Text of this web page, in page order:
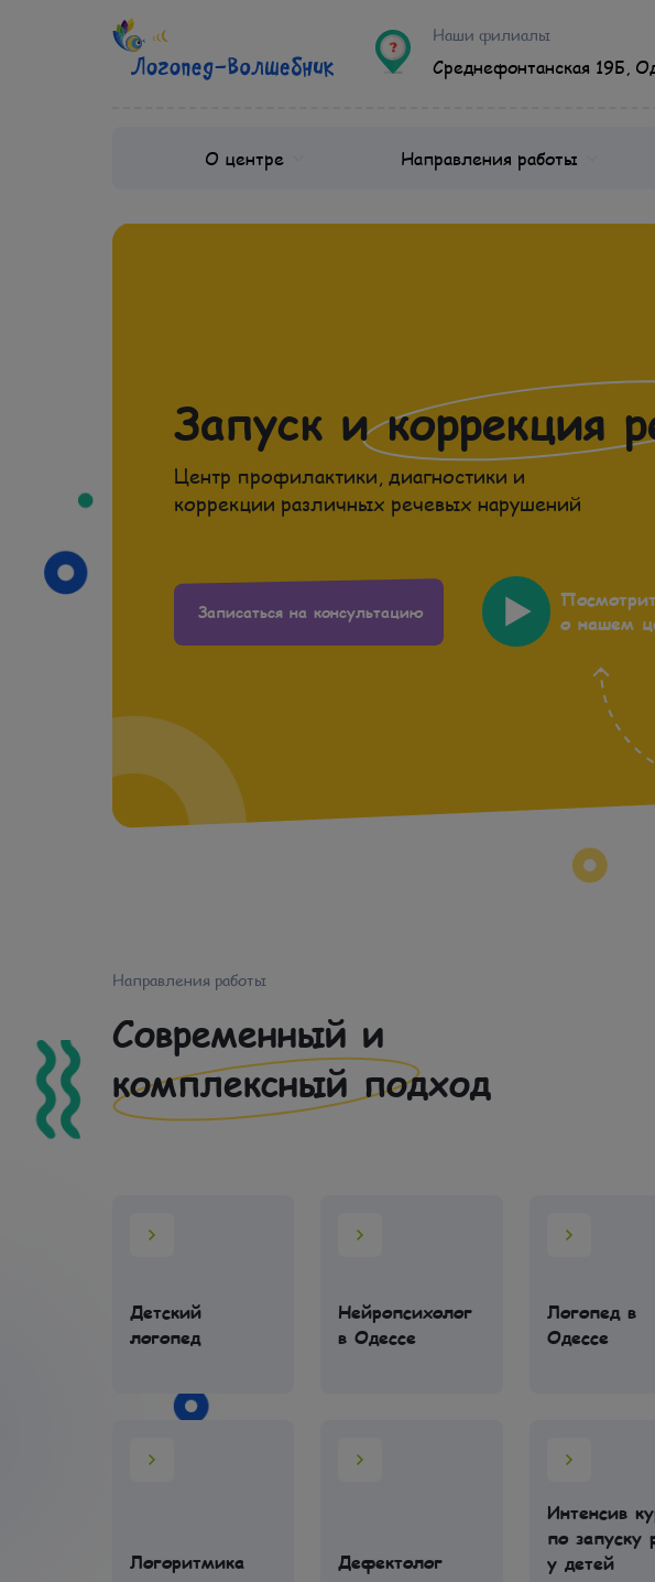
Наши филиалы
Среднефонтанская 19Б,
О центре Направления работы
Запуск и коррекция
Центр профилактики, диагностики и
коррекции различных речевых нарушений
Записаться на консультацию
о нашем
Направления работы
Современный и
комплексный подход
Детский
логопед
Нейропсихолог
в Одессе
Логопед в
Одессе
Логоритмика Дефектолог
Интенсив
по запуску
у детей